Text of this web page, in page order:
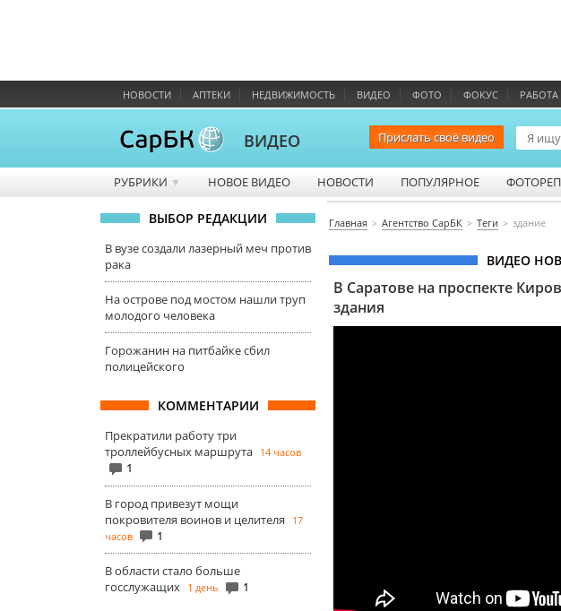
НОВОСТИ АПТЕКИ НЕДВИЖИМОСТЬ ВИДЕО ФОТО ФОКУС РАБОТА
ВИДЕО Прислать своё видео
РУБРИКИ ▼ НОВОЕ ВИДЕО НОВОСТИ ПОПУЛЯРНОЕ
ВЫБОР РЕДАКЦИИ
В вузе создали лазерный меч против
рака
На острове под мостом нашли труп
молодого человека
Горожанин на питбайке сбил
полицейского
КОММЕНТАРИИ
Прекратили работу три
троллейбусных маршрута 14 часов
1
В город привезут мощи
покровителя воинов и целителя
17
часов
1
В области стало больше
госслужащих 1 день 1
Главная Агентство СарБК Теги здание
ВИДЕО
В Саратове на проспекте
здания